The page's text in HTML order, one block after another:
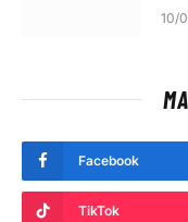
10/
Facebook
TikTok